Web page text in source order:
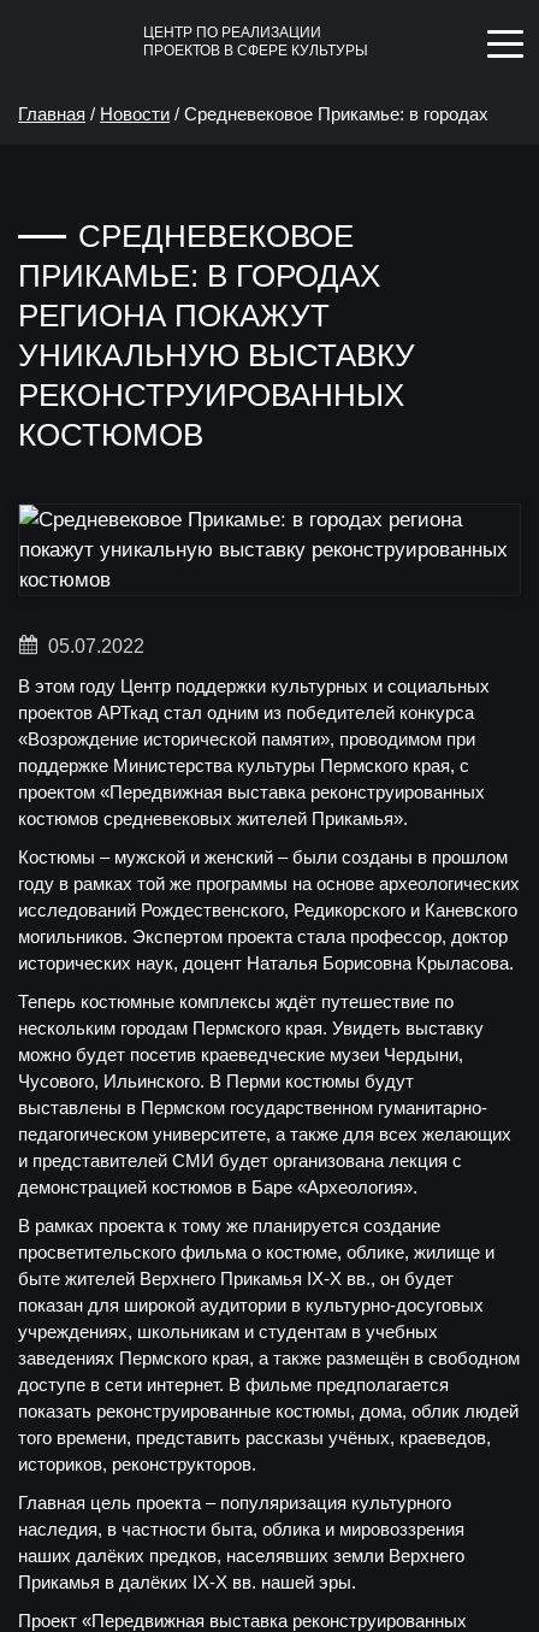
ЦЕНТР ПО РЕАЛИЗАЦИИ
ПРОЕКТОВ В СФЕРЕ КУЛЬТУРЫ
Главная / Новости / Средневековое Прикамье: в городах
костюмовСРЕДНЕВЕКОВОЕ
ПРИКАМЬЕ: В ГОРОДАХ
РЕГИОНА ПОКАЖУТ
УНИКАЛЬНУЮ ВЫСТАВКУ
РЕКОНСТРУИРОВАННЫХ
КОСТЮМОВ
05.07.2022
В этом году Центр поддержки культурных и социальных
проектов АРТкад стал одним из победителей конкурса
«Возрождение исторической памяти», проводимом при
поддержке Министерства культуры Пермского края, с
проектом «Передвижная выставка реконструированных
костюмов средневековых жителей Прикамья».
Костюмы – мужской и женский – были созданы в прошлом
году в рамках той же программы на основе археологических
исследований Рождественского, Редикорского и Каневского
могильников. Экспертом проекта стала профессор, доктор
исторических наук, доцент Наталья Борисовна Крыласова.
Теперь костюмные комплексы ждёт путешествие по
нескольким городам Пермского края. Увидеть выставку
можно будет посетив краеведческие музеи Чердыни,
Чусового, Ильинского. В Перми костюмы будут
выставлены в Пермском государственном гуманитарно-
педагогическом университете, а также для всех желающих
и представителей СМИ будет организована лекция с
демонстрацией костюмов в Баре «Археология».
В рамках проекта к тому же планируется создание
просветительского фильма о костюме, облике, жилище и
быте жителей Верхнего Прикамья IX-X вв., он будет
показан для широкой аудитории в культурно-досуговых
учреждениях, школьникам и студентам в учебных
заведениях Пермского края, а также размещён в свободном
доступе в сети интернет. В фильме предполагается
показать реконструированные костюмы, дома, облик людей
того времени, представить рассказы учёных, краеведов,
историков, реконструкторов.
Главная цель проекта – популяризация культурного
наследия, в частности быта, облика и мировоззрения
наших далёких предков, населявших земли Верхнего
Прикамья в далёких IX-X вв. нашей эры.
Проект «Передвижная выставка реконструированных